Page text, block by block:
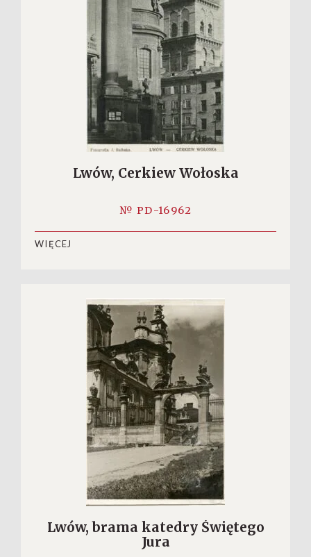
Lwów, Cerkiew Wołoska
№ PD-16962
WIĘCEJ
Lwów, brama katedry Świętego
Jura